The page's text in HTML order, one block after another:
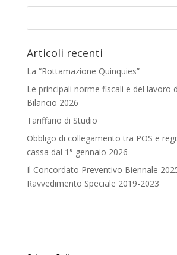
Articoli recenti
La “Rottamazione Quinquies”
Le principali norme fiscali e del lavoro
Bilancio 2026
Tariffario di Studio
Obbligo di collegamento tra POS e
cassa dal 1° gennaio 2026
Il Concordato Preventivo Biennale
Ravvedimento Speciale 2019-2023